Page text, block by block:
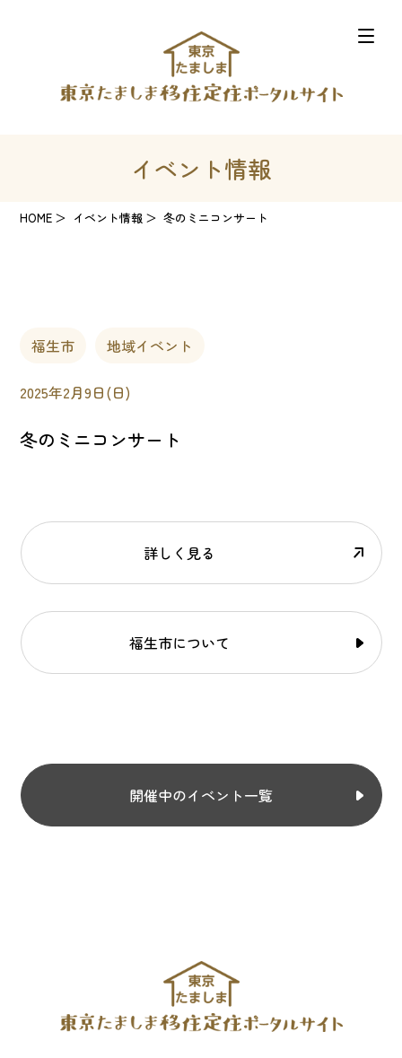
イベント情報
HOME イベント情報 冬のミニコンサート
福生市 地域イベント
2025年2月9日(日)
冬のミニコンサート
詳しく見る
福生市について
開催中のイベント一覧